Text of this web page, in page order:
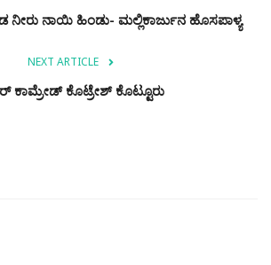
ನೀರು ನಾಯಿ ಹಿಂಡು- ಮಲ್ಲಿಕಾರ್ಜುನ ಹೊಸಪಾಳ್ಯ
NEXT ARTICLE
ಕೊಟ್ರೇಶ್ ಕೊಟ್ಟೂರು